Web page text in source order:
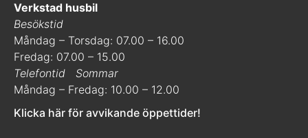
Verkstad husbil
Besökstid
Måndag – Torsdag: 07.00 – 16.00
Fredag: 07.00 – 15.00
Telefontid
Sommar
Måndag – Fredag: 10.00 – 12.00
Klicka här för avvikande öppettider!